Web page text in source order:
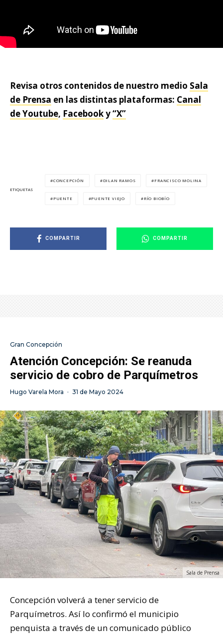
Revisa otros contenidos de nuestro medio Sala
de Prensa en las distintas plataformas: Canal
de Youtube, Facebooky“X”
ETIQUETAS
CONCEPCIÓN DILAN RAMOS FRANCISCO MOLINA
PUENTE PUENTE VIEJO RÍO BIOBÍO
COMPARTIR COMPARTIR
Gran Concepción
Atención Concepción: Se reanuda
servicio de cobro de Parquímetros
Hugo Varela Mora · 31 de Mayo 2024
Sala de Prensa
Concepción volverá a tener servicio de
Parquímetros. Así lo confirmó el municipio
penquista a través de un comunicado público